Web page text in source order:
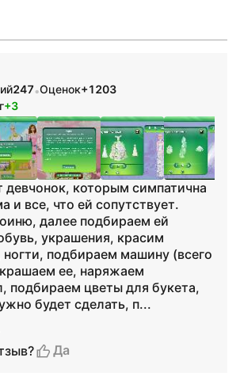
247•Оценок+1203
+3
девчонок, которым симпатична
и все, что ей сопутствует.
далее подбираем ей
украшения, красим
подбираем машину (всего
ее, наряжаем
подбираем цветы для букета,
будет сделать, п...
Да